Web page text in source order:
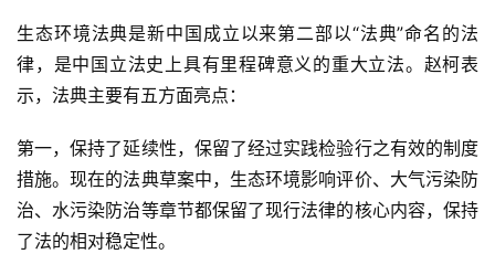
生态环境法典是新中国成立以来第二部以“法典”命名的法
律，是中国立法史上具有里程碑意义的重大立法。赵柯表
示，法典主要有五方面亮点：
第一，保持了延续性，保留了经过实践检验行之有效的制度
措施。现在的法典草案中，生态环境影响评价、大气污染防
治、水污染防治等章节都保留了现行法律的核心内容，保持
了法的相对稳定性。